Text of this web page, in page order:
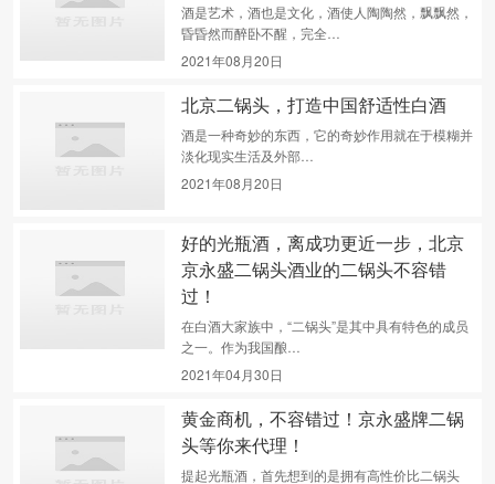
酒是艺术，酒也是文化，酒使人陶陶然，飘飘然，
昏昏然而醉卧不醒，完全…
2021年08月20日
北京二锅头，打造中国舒适性白酒
酒是一种奇妙的东西，它的奇妙作用就在于模糊并
淡化现实生活及外部…
2021年08月20日
好的光瓶酒，离成功更近一步，北京
京永盛二锅头酒业的二锅头不容错
过！
在白酒大家族中，“二锅头”是其中具有特色的成员
之一。作为我国酿…
2021年04月30日
黄金商机，不容错过！京永盛牌二锅
头等你来代理！
提起光瓶酒，首先想到的是拥有高性价比二锅头